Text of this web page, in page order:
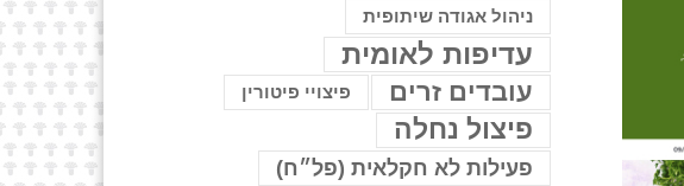
ניהול אגודה שיתופית
עדיפות לאומית
עובדים זרים פיצויי פיטורין
פיצול נחלה
פעילות לא חקלאית (פל״ח)